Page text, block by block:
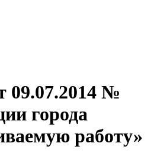
09.07.2014 №
города
работу»